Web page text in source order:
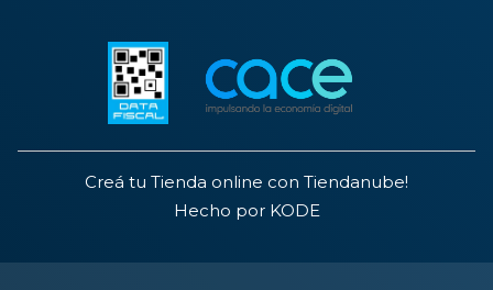
Creá tu Tienda online con Tiendanube!
Hecho por KODE